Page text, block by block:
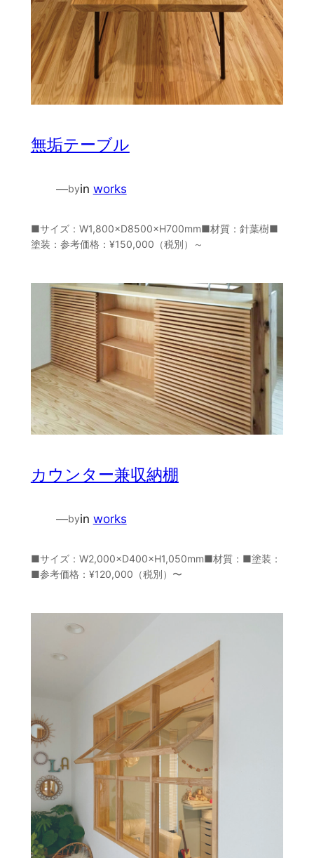
無垢テーブル
—byin works
■サイズ：W1,800×D8500×H700mm■材質：針葉樹■
塗装：参考価格：¥150,000（税別）～
カウンター兼収納棚
—byin works
■サイズ：W2,000×D400×H1,050mm■材質：■塗装：
■参考価格：¥120,000（税別）〜